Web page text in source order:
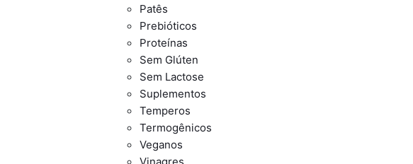
Patês
Prebióticos
Proteínas
Sem Glúten
Sem Lactose
Suplementos
Temperos
Termogênicos
Veganos